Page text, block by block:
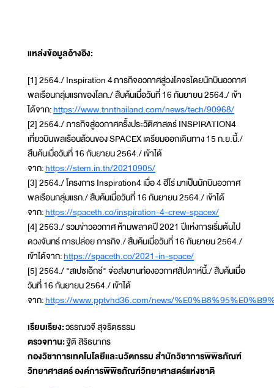
แหล่งข้อมูลอ้างอิง:
[1] 2564./ Inspiration 4 ภารกิจอวกาศสู่วงโคจรโดยนักบินอวกาศ
พลเรือนกลุ่มแรกของโลก./ สืบค้นเมื่อวันที่ 16 กันยายน 2564./ เข้า
ได้จาก:https://www.tnnthailand.com/news/tech/90968/
[2] 2564./ ภารกิจสู่อวกาศ​ครั้งประวัติศาสตร์​ INSPIRATION4
เที่ยวบินพลเรือนล้วนของ SPACEX เตรียมออกเดินทาง​ 15 ก.ย.นี้./
สืบค้นเมื่อวันที่ 16 กันยายน 2564./ เข้าได้
จาก:https://stem.in.th/20210905/
[3] 2564./ โครงการ Inspiration4 เมื่อ 4 ฮีโร่ มาเป็นนักบินอวกาศ
พลเรือนกลุ่มแรก./ สืบค้นเมื่อวันที่ 16 กันยายน 2564./ เข้าได้
จาก:https://spaceth.co/inspiration-4-crew-spacex/
[4] 2563./ รวมข่าวอวกาศ ห้ามพลาดปี 2021 ปีแห่งการเริ่มต้นไป
ดวงจันทร์ การปล่อย ภารกิจ./ สืบค้นเมื่อวันที่ 16 กันยายน 2564./
เข้าได้จาก:https://spaceth.co/2021-in-space/
[5] 2564./ "สเปซเอ็กซ์" จ่อส่งยานท่องอวกาศสัปดาห์นี้./ สืบค้นเมื่อ
วันที่ 16 กันยายน 2564./ เข้าได้
จาก:https://www.pptvhd36.com/news/
เรียบเรียง:วรรณวจี สุจริตธรรม
ตรวจทาน:ฐิติ สิริธนากร
กองวิชาการเทคโนโลยีและนวัตกรรม สำนักวิชาการพิพิธภัณฑ์
วิทยาศาสตร์ องค์การพิพิธภัณฑ์วิทยาศาสตร์แห่งชาติ